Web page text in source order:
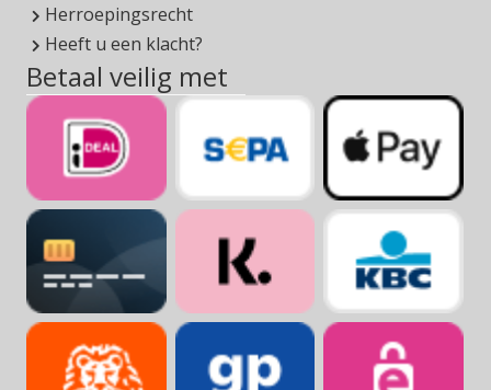
Herroepingsrecht
Heeft u een klacht?
Betaal veilig met